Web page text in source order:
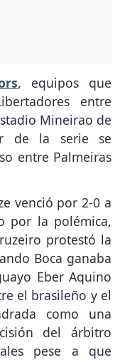
, equipos que
entre
Mineirao de
de la serie se
entre Palmeiras
venció por 2-0 a
por la polémica,
protestó la
Boca ganaba
Eber Aquino
el brasileño y el
como una
del árbitro
pese a que